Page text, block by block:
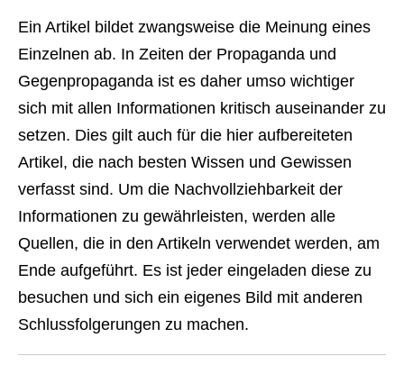
Ein Artikel bildet zwangsweise die Meinung eines
Einzelnen ab. In Zeiten der Propaganda und
Gegenpropaganda ist es daher umso wichtiger
sich mit allen Informationen kritisch auseinander zu
setzen. Dies gilt auch für die hier aufbereiteten
Artikel, die nach besten Wissen und Gewissen
verfasst sind. Um die Nachvollziehbarkeit der
Informationen zu gewährleisten, werden alle
Quellen, die in den Artikeln verwendet werden, am
Ende aufgeführt. Es ist jeder eingeladen diese zu
besuchen und sich ein eigenes Bild mit anderen
Schlussfolgerungen zu machen.